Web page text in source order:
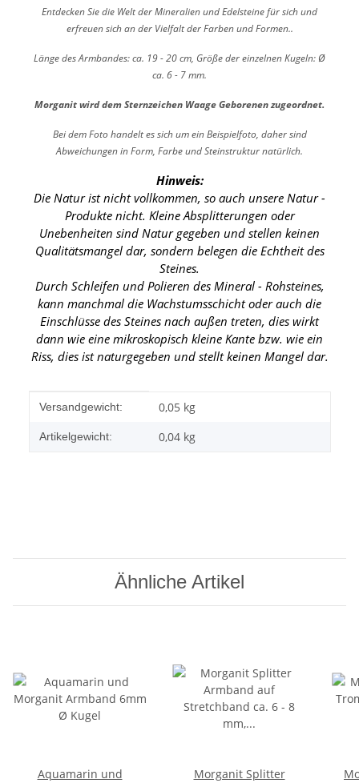
Entdecken Sie die Welt der Mineralien und Edelsteine für sich und
erfreuen sich an der Vielfalt der Farben und Formen..
Länge des Armbandes: ca. 19 - 20 cm, Größe der einzelnen Kugeln: Ø
ca. 6 - 7 mm.
Morganit wird dem Sternzeichen Waage Geborenen zugeordnet.
Bei dem Foto handelt es sich um ein Beispielfoto, daher sind
Abweichungen in Form, Farbe und Steinstruktur natürlich.
Hinweis:
Die Natur ist nicht vollkommen, so auch unsere Natur -
Produkte nicht. Kleine Absplitterungen oder
Unebenheiten sind Natur gegeben und stellen keinen
Qualitätsmangel dar, sondern belegen die Echtheit des
Steines.
Durch Schleifen und Polieren des Mineral - Rohsteines,
kann manchmal die Wachstumsschicht oder auch die
Einschlüsse des Steines nach außen treten, dies wirkt
dann wie eine mikroskopisch kleine Kante bzw. wie ein
Riss, dies ist naturgegeben und stellt keinen Mangel dar.
Produkteigenschaft
Wert
Versandgewicht: 0,05 kg
Artikelgewicht: 0,04 kg
Ähnliche Artikel
Aquamarin und
Morganit Splitter